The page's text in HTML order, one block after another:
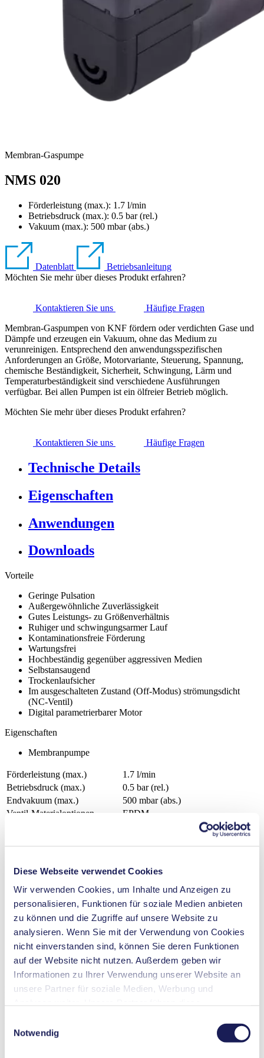
Diese Webseite verwendet Cookies
Wir verwenden Cookies, um Inhalte und Anzeigen zu
personalisieren, Funktionen für soziale Medien anbieten
zu können und die Zugriffe auf unsere Website zu
analysieren. Wenn Sie mit der Verwendung von Cookies
nicht einverstanden sind, können Sie deren Funktionen
auf der Website nicht nutzen. Außerdem geben wir
Informationen zu Ihrer Verwendung unserer Website an
unsere Partner für soziale Medien, Werbung und
zusammen, die Sie ihnen bereitgestellt haben oder die
sie im Rahmen Ihrer Nutzung der Dienste gesammelt
Notwendig
Membran-Gaspumpe
NMS 020
Förderleistung (max.): 1.7 l/min
Betriebsdruck (max.): 0.5 bar (rel.)
Vakuum (max.): 500 mbar (abs.)
Datenblatt
Betriebsanleitung
Möchten Sie mehr über dieses Produkt erfahren?
Kontaktieren Sie uns
Häufige Fragen
Membran-Gaspumpen von KNF fördern oder verdichten Gase und
Dämpfe und erzeugen ein Vakuum, ohne das Medium zu
verunreinigen. Entsprechend den anwendungsspezifischen
Anforderungen an Größe, Motorvariante, Steuerung, Spannung,
chemische Beständigkeit, Sicherheit, Schwingung, Lärm und
Temperaturbeständigkeit sind verschiedene Ausführungen
verfügbar. Bei allen Pumpen ist ein ölfreier Betrieb möglich.
Möchten Sie mehr über dieses Produkt erfahren?
Kontaktieren Sie uns Häufige Fragen
Technische Details
Eigenschaften
Anwendungen
Downloads
Vorteile
Geringe Pulsation
Außergewöhnliche Zuverlässigkeit
Gutes Leistungs- zu Größenverhältnis
Ruhiger und schwingungsarmer Lauf
Kontaminationsfreie Förderung
Wartungsfrei
Hochbeständig gegenüber aggressiven Medien
Selbstansaugend
Trockenlaufsicher
Im ausgeschalteten Zustand (Off-Modus) strömungsdicht
(NC-Ventil)
Digital parametrierbarer Motor
Eigenschaften
Membranpumpe
Förderleistung (max.)
1.7 l/min
Betriebsdruck (max.)
0.5 bar (rel.)
Endvakuum (max.)
500 mbar (abs.)
Ventil-Materialoptionen
EPDM
Emissionsüberwachung
Inkjetdruck
Medizintechnik
Instrumentelle Analytik
Landwirtschaft
Automobilindustrie
Klimatechnologie
Gasanalytik
Lebensmittel- & Getränkeindustrie
Sicherheit und Verteidigung
NMS 020